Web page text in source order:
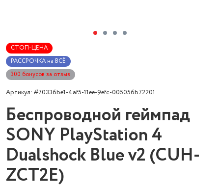
СТОП-ЦЕНА
РАССРОЧКА на ВСЁ
300 бонусов за отзыв
Артикул: #70336be1-4af5-11ee-9efc-005056b72201
Беспроводной геймпад
SONY PlayStation 4
Dualshock Blue v2 (CUH-
ZCT2E)